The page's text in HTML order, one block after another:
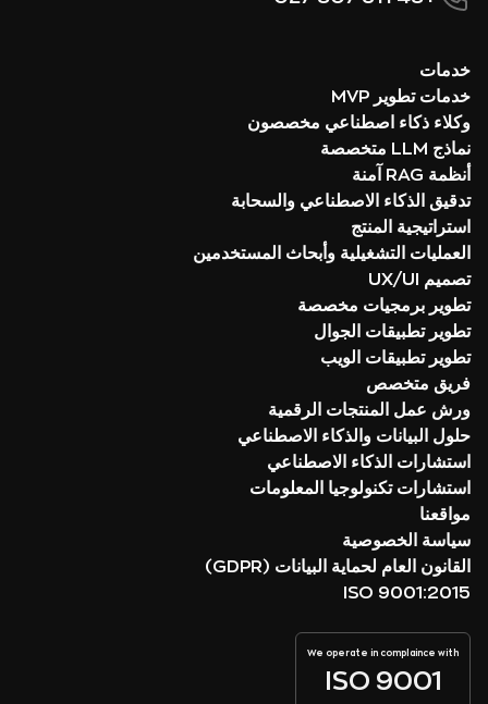
خدمات
خدمات تطوير MVP
وكلاء ذكاء اصطناعي مخصصون
نماذج LLM متخصصة
أنظمة RAG آمنة
تدقيق الذكاء الاصطناعي والسحابة
استراتيجية المنتج
العمليات التشغيلية وأبحاث المستخدمين
تصميم UX/UI
تطوير برمجيات مخصصة
تطوير تطبيقات الجوال
تطوير تطبيقات الويب
فريق متخصص
ورش عمل المنتجات الرقمية
حلول البيانات والذكاء الاصطناعي
استشارات الذكاء الاصطناعي
استشارات تكنولوجيا المعلومات
مواقعنا
سياسة الخصوصية
القانون العام لحماية البيانات (GDPR)
ISO 9001:2015
We operate in complaince with
ISO 9001